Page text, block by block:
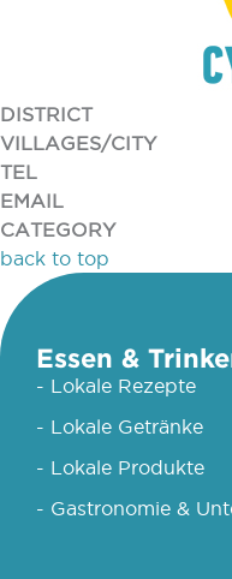
DISTRICT
VILLAGES/CITY
TEL
EMAIL
CATEGORY
back to top
Essen &
- Lokale Rezepte
- Lokale Getränke
- Lokale Produkte
- Gastronomie &